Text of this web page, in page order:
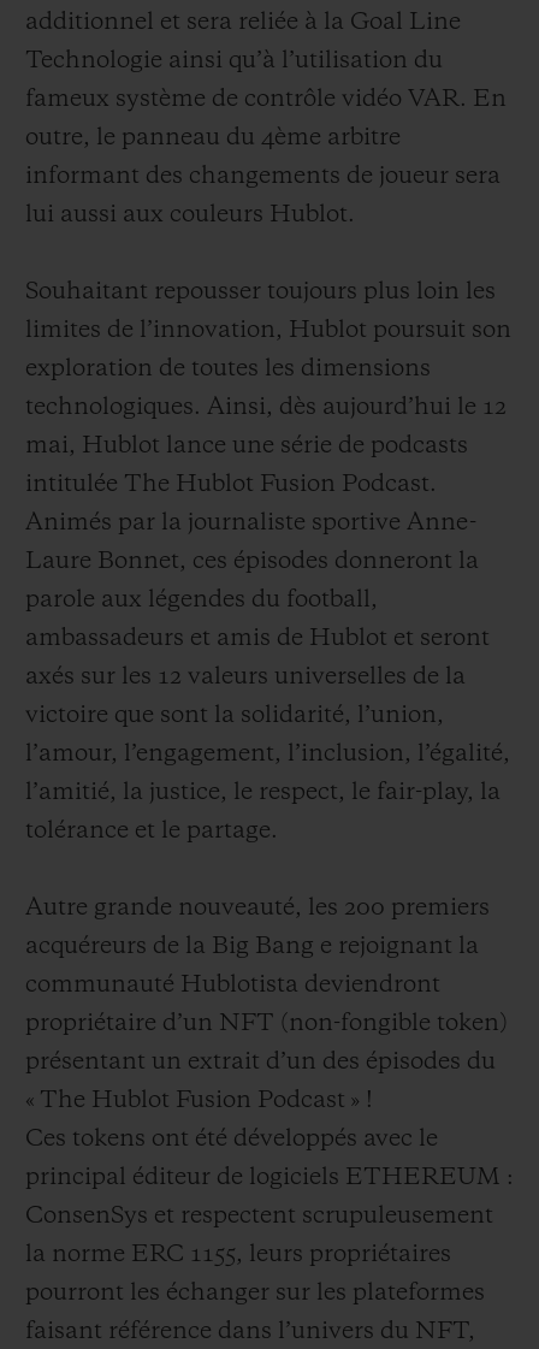
développés pour la Big Bang e, une offre
non compatible avec les autres montres
connectées existantes sur le marché. De
plus, outre le magnifique bracelet en
caoutchouc avec fermoir en titane à boucle
déployante qui est livré d’office, les fans
bracelets aux couleurs de leurs équipes
préférées. Ceux-ci seront facilement
interchangeables grâce au fameux système
One Click développé par Hublot.
additionnel et sera reliée à la Goal Line
Technologie ainsi qu’à l’utilisation du
fameux système de contrôle vidéo VAR. En
outre, le panneau du 4ème arbitre
informant des changements de joueur sera
lui aussi aux couleurs Hublot.
Souhaitant repousser toujours plus loin les
limites de l’innovation, Hublot poursuit son
exploration de toutes les dimensions
technologiques. Ainsi, dès aujourd’hui le 12
mai, Hublot lance une série de podcasts
intitulée The Hublot Fusion Podcast.
Animés par la journaliste sportive Anne-
Laure Bonnet, ces épisodes donneront la
parole aux légendes du football,
ambassadeurs et amis de Hublot et seront
axés sur les 12 valeurs universelles de la
victoire que sont la solidarité, l’union,
l’amour, l’engagement, l’inclusion, l’égalité,
l’amitié, la justice, le respect, le fair-play, la
tolérance et le partage.
Autre grande nouveauté, les 200 premiers
acquéreurs de la Big Bang e rejoignant la
communauté Hublotista deviendront
propriétaire d’un NFT (non-fongible token)
présentant un extrait d’un des épisodes du
« The Hublot Fusion Podcast » !
Ces tokens ont été développés avec le
principal éditeur de logiciels ETHEREUM :
ConsenSys et respectent scrupuleusement
la norme ERC 1155, leurs propriétaires
pourront les échanger sur les plateformes
faisant référence dans l’univers du NFT,